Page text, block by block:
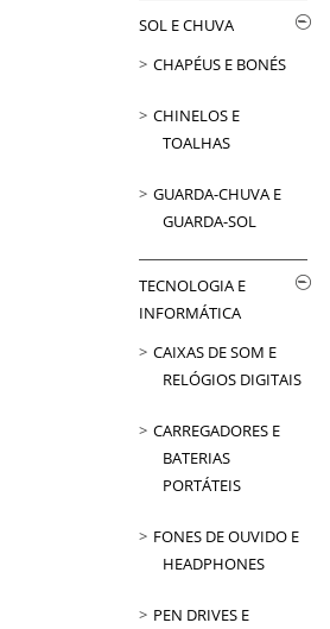
SOL E CHUVA
CHAPÉUS E BONÉS
CHINELOS E
TOALHAS
GUARDA-CHUVA E
GUARDA-SOL
TECNOLOGIA E
INFORMÁTICA
CAIXAS DE SOM E
RELÓGIOS DIGITAIS
CARREGADORES E
BATERIAS
PORTÁTEIS
FONES DE OUVIDO E
HEADPHONES
PEN DRIVES E